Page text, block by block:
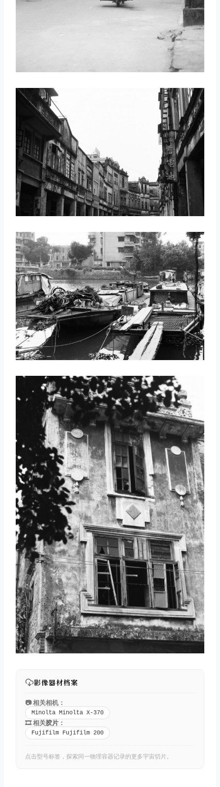
影像器材档案
📷 相关相机：
Minolta Minolta X-370
🎞️ 相关胶片 ：
Fujifilm Fujifilm 200
点击型号标签，探索同一物理容器记录的更多宇宙切片。